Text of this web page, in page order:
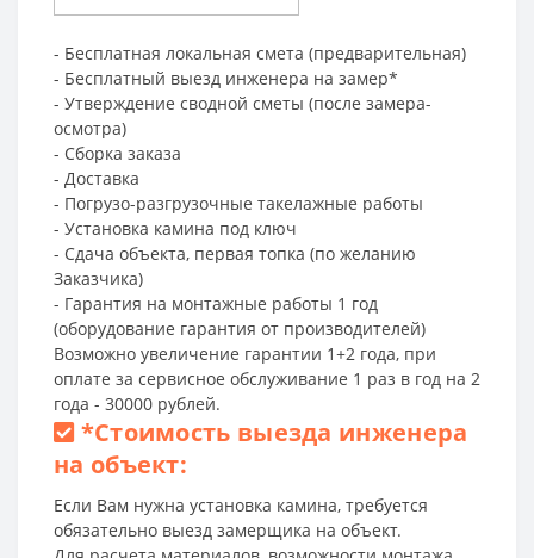
- Бесплатная локальная смета (предварительная)
- Бесплатный выезд инженера на замер*
- Утверждение сводной сметы (после замера-
осмотра)
- Сборка заказа
- Доставка
- Погрузо-разгрузочные такелажные работы
- Установка камина под ключ
- Сдача объекта, первая топка (по желанию
Заказчика)
- Гарантия на монтажные работы 1 год
(оборудование гарантия от производителей)
Возможно увеличение гарантии 1+2 года, при
оплате за сервисное обслуживание 1 раз в год на 2
года - 30000 рублей.
*Стоимость выезда инженера
на объект:
Если Вам нужна установка камина, требуется
обязательно выезд замерщика на объект.